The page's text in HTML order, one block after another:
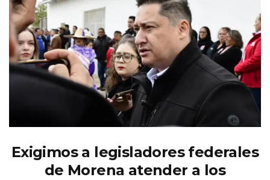
Exigimos a legisladores federales
de Morena atender a los